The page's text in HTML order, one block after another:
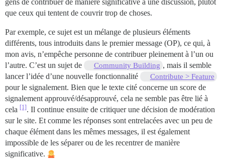
que ceux qui tentent de couvrir trop de choses.
Par exemple, ce sujet est un mélange de plusieurs éléments
différents, tous introduits dans le premier message (OP), ce qui, à
mon avis, n’empêche personne de contribuer pleinement à l’un ou
l’autre. C’est un sujet de
Community Building , mais il semble
lancer l’idée d’une nouvelle fonctionnalité
Contribute > Feature
pour le signalement. Bien que le texte cité concerne un score de
signalement approuvé/désapprouvé, cela ne semble pas être lié à
cela [1]. Il continue ensuite de critiquer une décision de modération
sur le site. Et comme les réponses sont entrelacées avec un peu de
chaque élément dans les mêmes messages, il est également
impossible de les séparer ou de les recentrer de manière
significative.